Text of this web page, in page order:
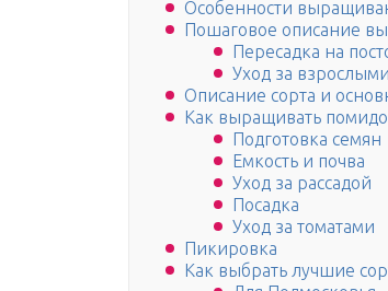
Особенности
Пошаговое описание
Пересадка на
Уход за
Описание сорта и
Как выращивать
Подготовка семян
Емкость и почва
Уход за рассадой
Посадка
Уход за томатами
Пикировка
Как выбрать лучшие